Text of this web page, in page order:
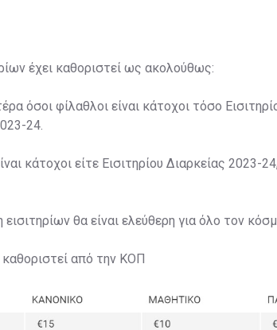
έχει καθοριστεί ως ακολούθως:
όσοι φίλαθλοι είναι κάτοχοι τόσο
24.
κάτοχοι είτε Εισιτηρίου Διαρκείας 2023-
θα είναι ελεύθερη για όλο τον
από την ΚΟΠ